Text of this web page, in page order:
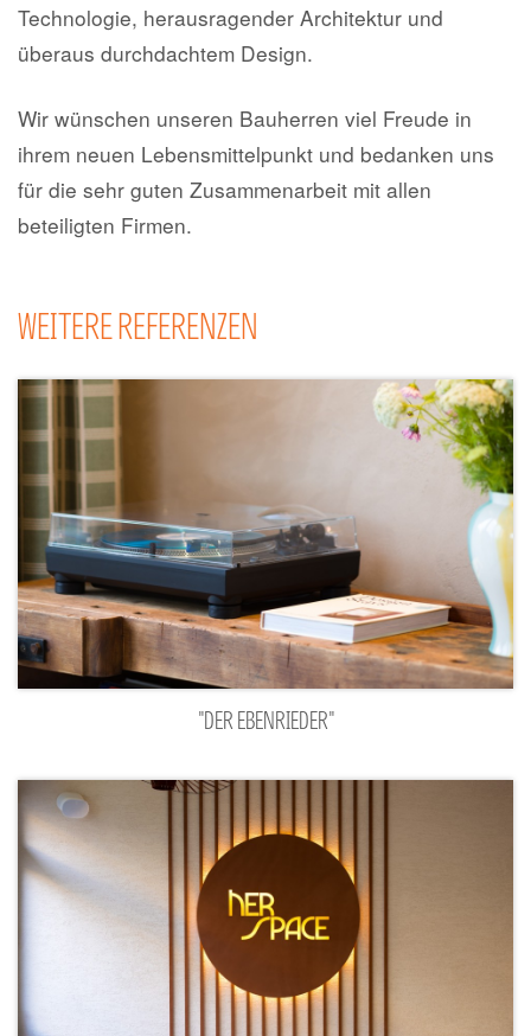
Technologie, herausragender Architektur und
überaus durchdachtem Design.
Wir wünschen unseren Bauherren viel Freude in
ihrem neuen Lebensmittelpunkt und bedanken uns
für die sehr guten Zusammenarbeit mit allen
beteiligten Firmen.
WEITERE REFERENZEN
"DER EBENRIEDER"